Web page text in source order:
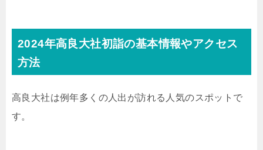
2024年高良大社初詣の基本情報やアクセス
方法
高良大社は例年多くの人出が訪れる人気のスポットで
す。